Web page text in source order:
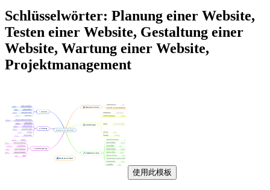
Schlüsselwörter: Planung einer Website,
Testen einer Website, Gestaltung einer
Website, Wartung einer Website,
Projektmanagement
使用此模板